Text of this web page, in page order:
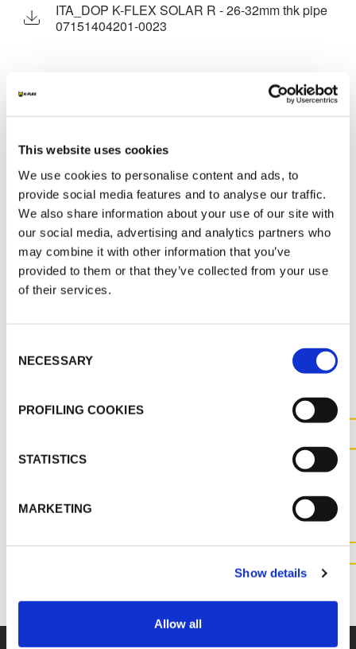
This website uses cookies
We use cookies to personalise content and ads, to
provide social media features and to analyse our traffic.
We also share information about your use of our site with
our social media, advertising and analytics partners who
may combine it with other information that you’ve
provided to them or that they’ve collected from your use
of their services.
Selection
NECESSARY
PROFILING COOKIES
STATISTICS
MARKETING
Show details
Allow all
ITA_DOP K-FLEX SOLAR R - 26-32mm thk pipe
07151404201-0023
K-FLEX CATALOGO GENERALE
MSDS
K-FLEX SOLAR R_SS_ITA_85222.pdf
CONTATTACI PER MAGGIOR